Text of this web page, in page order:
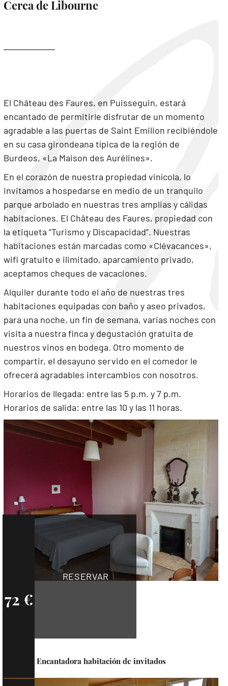
Cerca de Libourne
El Château des Faures, en Puisseguin, estará
encantado de permitirle disfrutar de un momento
agradable a las puertas de Saint Emilion recibiéndole
en su casa girondeana típica de la región de
Burdeos, «La Maison des Aurélines».
En el corazón de nuestra propiedad vinícola, lo
invitamos a hospedarse en medio de un tranquilo
parque arbolado en nuestras tres amplias y cálidas
habitaciones. El Château des Faures, propiedad con
la etiqueta “Turismo y Discapacidad”. Nuestras
habitaciones están marcadas como «Clévacances»,
wifi gratuito e ilimitado, aparcamiento privado,
aceptamos cheques de vacaciones.
Alquiler durante todo el año de nuestras tres
habitaciones equipadas con baño y aseo privados,
para una noche, un fin de semana, varias noches con
visita a nuestra finca y degustación gratuita de
nuestros vinos en bodega. Otro momento de
compartir, el desayuno servido en el comedor le
ofrecerá agradables intercambios con nosotros.
Horarios de llegada: entre las 5 p.m. y 7 p.m.
Horarios de salida: entre las 10 y las 11 horas.
72 €
RESERVAR
Encantadora habitación de invitados